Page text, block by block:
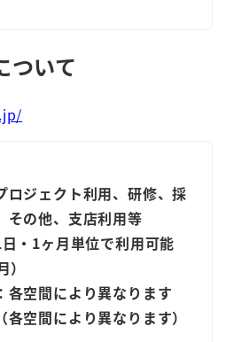
ついて
ロジェクト利用、研修、採
その他、支店利用等
・1ヶ月単位で利用可能
各空間により異なります
空間により異なります）